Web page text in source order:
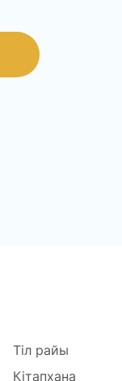
Тіл райы
Кітапхана